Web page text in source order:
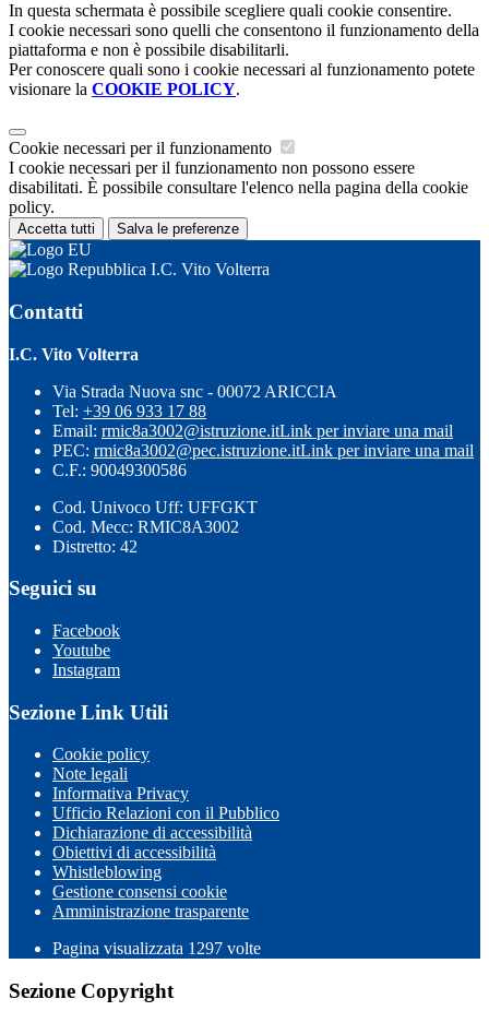
In questa schermata è possibile scegliere quali cookie consentire.
I cookie necessari sono quelli che consentono il funzionamento della
piattaforma e non è possibile disabilitarli.
Per conoscere quali sono i cookie necessari al funzionamento potete
visionare la COOKIE POLICY.
Cookie necessari per il funzionamento
I cookie necessari per il funzionamento non possono essere
disabilitati. È possibile consultare l'elenco nella pagina della cookie
policy.
Accetta tutti Salva le preferenze
I.C. Vito Volterra
Contatti
I.C. Vito Volterra
Via Strada Nuova snc - 00072 ARICCIA
Tel: +39 06 933 17 88
Email: rmic8a3002@istruzione.itLink per inviare una mail
PEC: rmic8a3002@pec.istruzione.itLink per inviare una mail
C.F.: 90049300586
Cod. Univoco Uff: UFFGKT
Cod. Mecc: RMIC8A3002
Distretto: 42
Seguici su
Facebook
Youtube
Instagram
Sezione Link Utili
Cookie policy
Note legali
Informativa Privacy
Ufficio Relazioni con il Pubblico
Dichiarazione di accessibilità
Obiettivi di accessibilità
Whistleblowing
Gestione consensi cookie
Amministrazione trasparente
Pagina visualizzata 1297 volte
Sezione Copyright